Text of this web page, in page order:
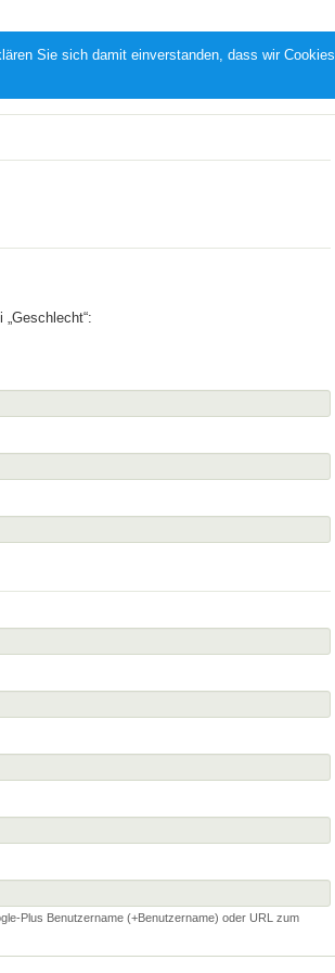
Sie sich damit einverstanden, dass wir Cookies
Plus Benutzername (+Benutzername) oder URL zum